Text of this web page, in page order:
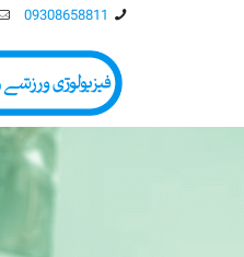
09308658811